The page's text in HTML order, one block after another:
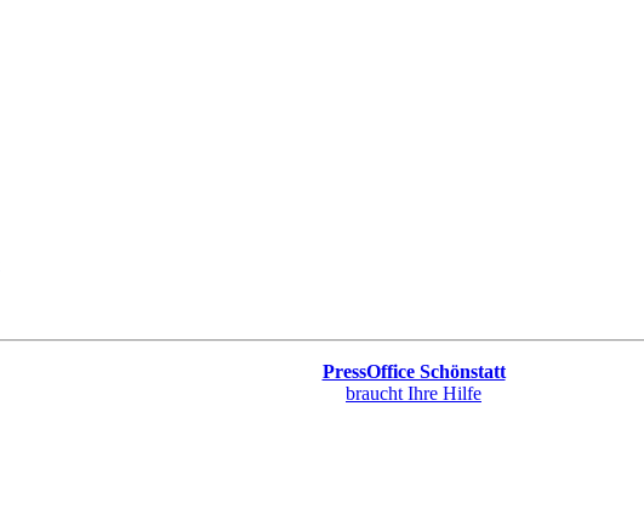
PressOffice Schönstatt
braucht Ihre Hilfe